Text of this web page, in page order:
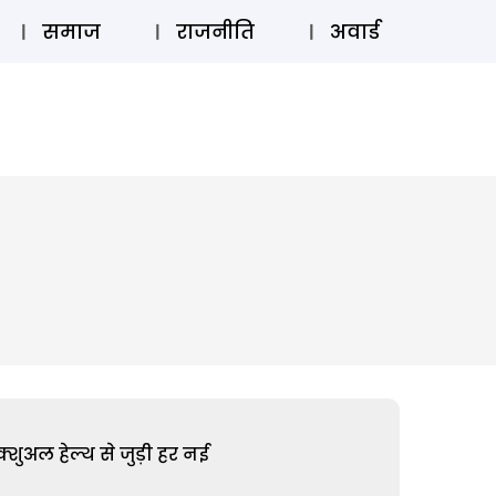
लॉग इन ⚲ SUBSCRIBE
समाज राजनीति अवार्ड
हेल्थ से जुड़ी हर नई